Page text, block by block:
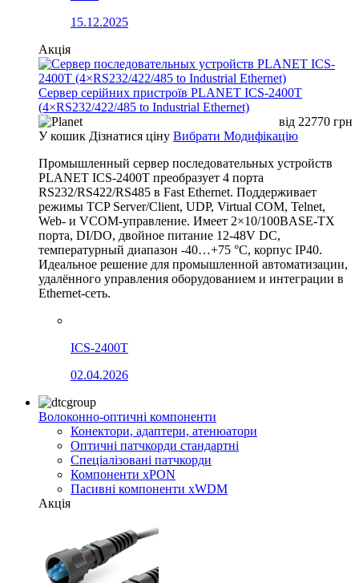
15.12.2025
Акція
Сервер серійних пристроїв PLANET ICS-2400T
(4×RS232/422/485 to Industrial Ethernet)
від 22770 грн
У кошик Дізнатися ціну Вибрати Модифікацію
Промышленный сервер последовательных устройств
PLANET ICS-2400T преобразует 4 порта
RS232/RS422/RS485 в Fast Ethernet. Поддерживает
режимы TCP Server/Client, UDP, Virtual COM, Telnet,
Web- и VCOM-управление. Имеет 2×10/100BASE-TX
порта, DI/DO, двойное питание 12-48V DC,
температурный диапазон -40…+75 °C, корпус IP40.
Идеальное решение для промышленной автоматизации,
удалённого управления оборудованием и интеграции в
Ethernet-сеть.
ICS-2400T
02.04.2026
Волоконно-оптичні компоненти
Конектори, адаптери, атенюатори
Оптичні патчкорди стандартні
Спеціалізовані патчкорди
Компоненти xPON
Пасивні компоненти xWDM
Акція